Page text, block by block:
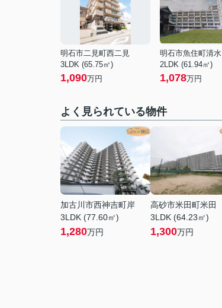
明石市二見町西二見
3LDK (65.75㎡)
1,090万円
明石市魚住町清水
2LDK (61.94㎡)
1,078万円
よく見られている物件
加古川市西神吉町岸
3LDK (77.60㎡)
1,280万円
高砂市米田町米田
3LDK (64.23㎡)
1,300万円